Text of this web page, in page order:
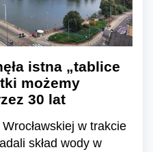
istna „tablice
możemy
30 lat
w trakcie
skład wody w